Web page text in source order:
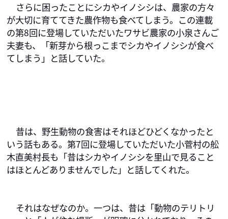
さらに困ったことにシカやイノシシは、農家の方々
が大切に育ててきた農作物も食べてしまう。この連載
の第8回に登場していただいたワサビ農家の小泉さんご
夫妻も、「新芽から根っこまでシカやイノシシが食べ
てしまう」と話していた。
昔は、野生動物の食害はそれほどひどくなかったと
いう話もある。第7回に登場していただいた小菅村の舩
木直美村長も「昔はシカやイノシシを里山で見ること
はほとんどありませんでした」と話してくれた。
それはなぜなのか。一つは、昔は「動物のテリトリ